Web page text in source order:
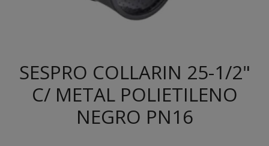
SESPRO COLLARIN 25-1/2"
C/ METAL POLIETILENO
NEGRO PN16